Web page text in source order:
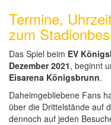
Termine,
zum
Das Spiel beim EV
Dezember 2021, beginnt
Eisarena Königsbrunn.
Daheimgebliebene Fans
über die Drittelstände auf
dennoch auf jeden